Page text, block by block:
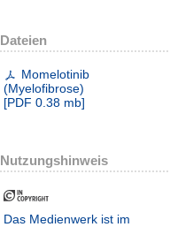
Dateien
Momelotinib
(Myelofibrose)
[PDF 0.38 mb]
Nutzungshinweis
Das Medienwerk ist im